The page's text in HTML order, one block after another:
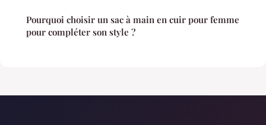
Pourquoi choisir un sac à main en cuir pour femme
pour compléter son style ?